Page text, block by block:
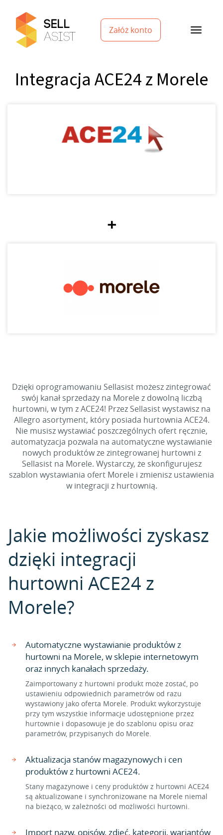
Załóż konto
Integracja ACE24 z Morele
+
Dzięki oprogramowaniu Sellasist możesz zintegrować
swój kanał sprzedaży na Morele z dowolną liczbą
hurtowni, w tym z ACE24! Przez Sellasist wystawisz na
Allegro asortyment, który posiada hurtownia ACE24.
Nie musisz wystawiać poszczególnych ofert ręcznie,
automatyzacja pozwala na automatyczne wystawianie
nowych produktów ze zintegrowanej hurtowni z
Sellasist na Morele. Wystarczy, że skonfigurujesz
szablon wystawiania ofert Morele i zmienisz ustawienia
w integracji z hurtownią.
Jakie możliwości zyskasz
dzięki integracji
hurtowni ACE24 z
Morele?
Automatyczne wystawianie produktów z
hurtowni na Morele, w sklepie internetowym
oraz innych kanałach sprzedaży.
Zaimportowany z hurtowni produkt może zostać, po
ustawieniu odpowiednich parametrów od razu
wystawiony jako oferta Morele. Produkt wykorzystuje
przy tym wszystkie informacje udostępnione przez
hurtownie i dopasowuje je do szablonu opisu oraz
parametrów, przypisanych do Morele.
Aktualizacja stanów magazynowych i cen
produktów z hurtowni ACE24.
Stany magazynowe i ceny produktów z hurtowni ACE24
są aktualizowane i synchronizowane na Morele niemal
na bieżąco, w zależności od możliwości hurtowni.
Import nazw, opisów, zdjęć, kategorii, wariantów